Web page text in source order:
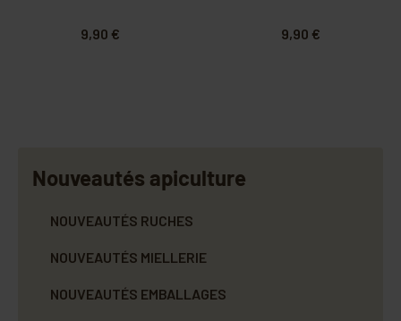
9,90 € 9,90 €
Nouveautés apiculture
NOUVEAUTÉS RUCHES
NOUVEAUTÉS MIELLERIE
NOUVEAUTÉS EMBALLAGES